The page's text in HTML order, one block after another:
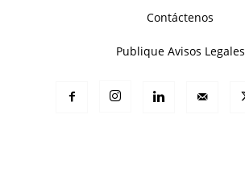
Contáctenos
Publique Avisos Legales